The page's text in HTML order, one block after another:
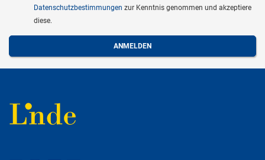
Datenschutzbestimmungen zur Kenntnis genommen und akzeptiere
diese.